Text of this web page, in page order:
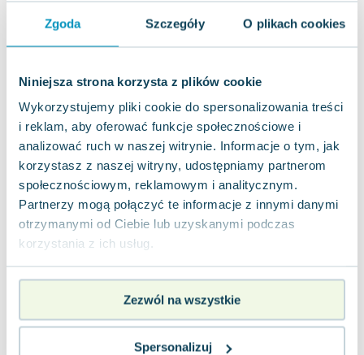
Zgoda Szczegóły O plikach cookies
Niniejsza strona korzysta z plików cookie
Wykorzystujemy pliki cookie do spersonalizowania treści
i reklam, aby oferować funkcje społecznościowe i
analizować ruch w naszej witrynie. Informacje o tym, jak
korzystasz z naszej witryny, udostępniamy partnerom
społecznościowym, reklamowym i analitycznym.
Partnerzy mogą połączyć te informacje z innymi danymi
otrzymanymi od Ciebie lub uzyskanymi podczas
korzystania z ich usług.
Zezwól na wszystkie
Spersonalizuj
Nowa Era,2022| praca zbiorowa, opracowanie zbiorowe
intelektualną. Zawarte w niej karty pracy stym...
Miękka
Pakujemy 10.08
Nowa
65.13zł Do koszyka
Pewny start. Wokół pór roku. Wokół wiosny,
wokół lata. Karty pracy
Nowa Era, 2021
"Pewny start. Moja codzienność. Zima" to zestaw
kart pracy stworzony z myślą o uczniach z
specjalnymi potrzebami edukacyjnymi, w t...
0.0
Miękka Pakujemy dzisiaj
Używana Wyprzedaż